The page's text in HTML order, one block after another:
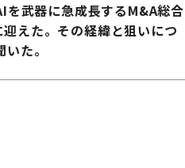
を武器に急成長するM&A総合
えた。その経緯と狙いにつ
た。